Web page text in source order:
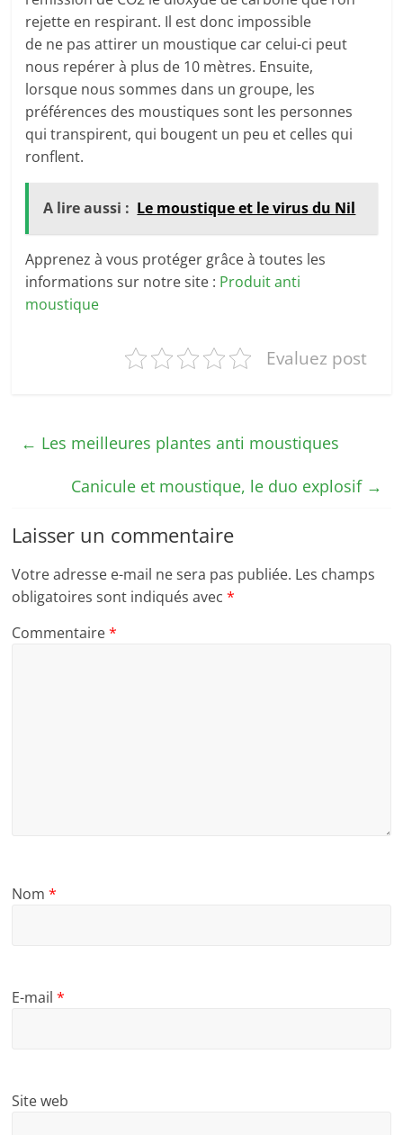
rejette en respirant. Il est donc impossible
de ne pas attirer un moustique car celui-ci peut
nous repérer à plus de 10 mètres. Ensuite,
lorsque nous sommes dans un groupe, les
préférences des moustiques sont les personnes
qui transpirent, qui bougent un peu et celles qui
ronflent.
A lire aussi : Le moustique et le virus du Nil
Apprenez à vous protéger grâce à toutes les
informations sur notre site : Produit anti
moustique
Evaluez post
← Les meilleures plantes anti moustiques
Canicule et moustique, le duo explosif →
Laisser un commentaire
Votre adresse e-mail ne sera pas publiée. Les champs
obligatoires sont indiqués avec*
Commentaire*
Nom*
E-mail*
Site web